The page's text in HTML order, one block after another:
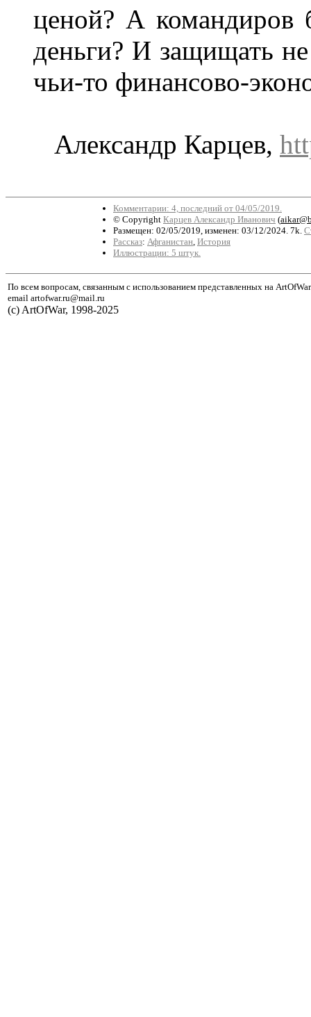
ценой? А командиров
деньги? И защищать
чьи-то финансово-
Александр Карцев,
Комментарии: 4, последний от 04/05/2019.
© Copyright Карцев Александр Иванович (
Размещен: 02/05/2019, изменен: 03/12/2024. 7k.
Рассказ: Афганистан История
Иллюстрации: 5 штук.
По всем вопросам, связанным с использованием представленных на
email artofwar.ru@mail.ru
(с) ArtOfWar, 1998-2025